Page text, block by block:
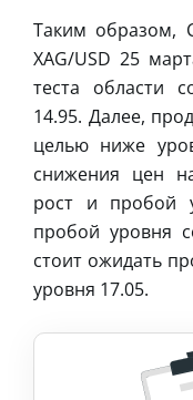
Таким образом,
XAG/USD 25
теста области
14.95. Далее,
целью ниже
снижения цен
рост и пробой
пробой уровня
стоит ожидать
уровня 17.05.